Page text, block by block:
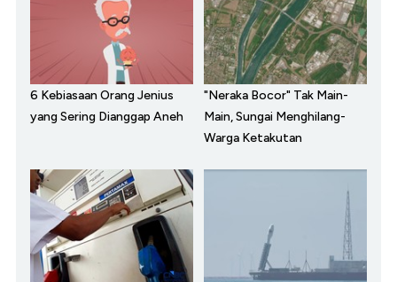
6 Kebiasaan Orang Jenius
yang Sering Dianggap Aneh
"Neraka Bocor" Tak Main-
Main, Sungai Menghilang-
Warga Ketakutan